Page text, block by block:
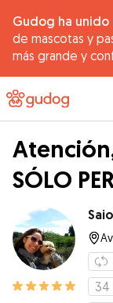
Gudog ha unido
de mascotas y
más grande y
SÓLO
34